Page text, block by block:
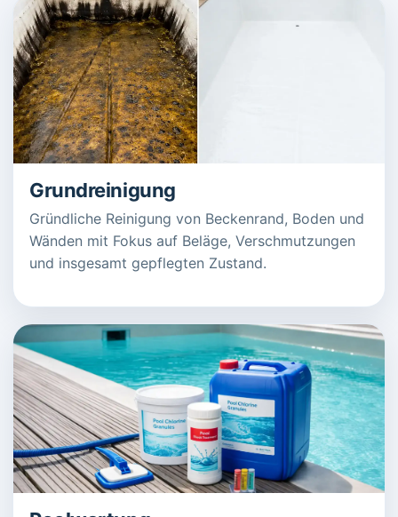
Grundreinigung
Gründliche Reinigung von Beckenrand, Boden und
Wänden mit Fokus auf Beläge, Verschmutzungen
und insgesamt gepflegten Zustand.